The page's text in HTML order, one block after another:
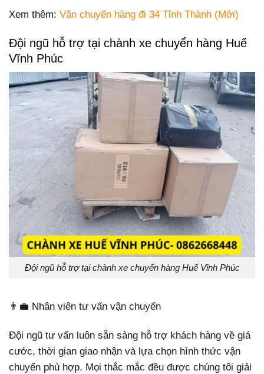
Xem thêm: Vận chuyển hàng đi 34 Tỉnh Thành (Mới)
Đội ngũ hỗ trợ tại chành xe chuyển hàng Huế
Vĩnh Phúc
Đội ngũ hỗ trợ tại chành xe chuyển hàng Huế Vĩnh Phúc
👨‍💼 Nhân viên tư vấn vận chuyển
Đội ngũ tư vấn luôn sẵn sàng hỗ trợ khách hàng về giá
cước, thời gian giao nhận và lựa chọn hình thức vận
chuyển phù hợp. Mọi thắc mắc đều được chúng tôi giải